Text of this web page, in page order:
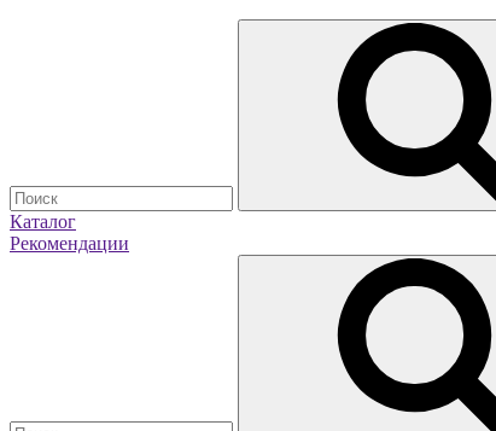
Каталог
Рекомендации